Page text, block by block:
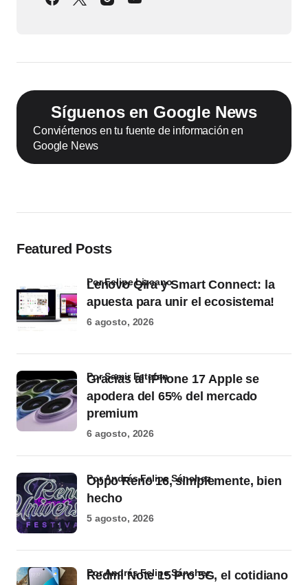
Síguenos en Google News
Conviértenos en tu fuente de información en
Google News
Featured Posts
Lenovo Qira y Smart Connect: la
apuesta para unir el ecosistema!
por Felipe Lizcano
6 agosto, 2026
Gracias al iPhone 17 Apple se
apodera del 65% del mercado
premium
por Samir Estefan
6 agosto, 2026
Oppo Reno 16, simplemente, bien
hecho
por Andrés Felipe Sánchez
5 agosto, 2026
Redmi Note 15 Pro 5G, el cotidiano
por Andrés Felipe Sánchez